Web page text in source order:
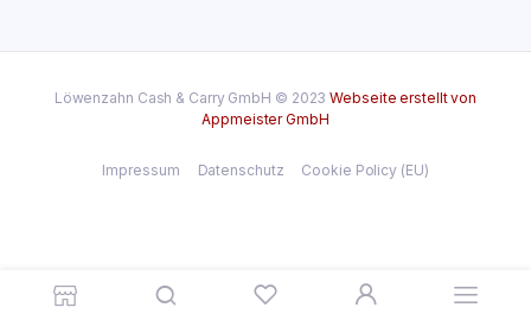
Löwenzahn Cash & Carry GmbH © 2023Webseite erstellt von
Appmeister GmbH
Impressum Datenschutz Cookie Policy (EU)